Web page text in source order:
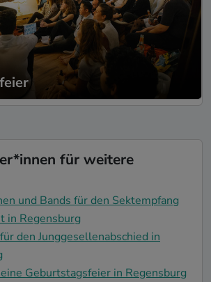
für weitere
und Bands für den Sektempfang
in Regensburg
den Junggesellenabschied in
Geburtstagsfeier in Regensburg